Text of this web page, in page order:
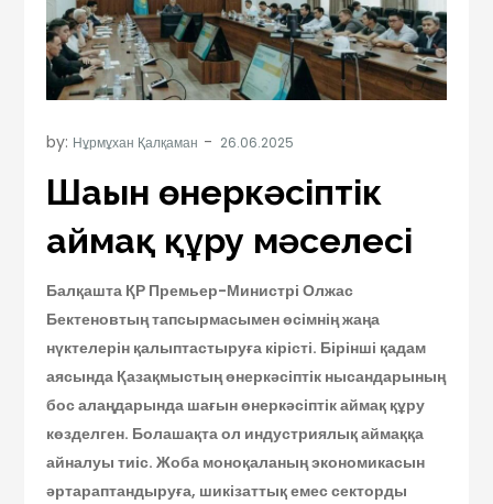
by: Нұрмұхан Қалқаман
Шағын өнеркәсіптік
аймақ құру мәселесі
Балқашта ҚР Премьер-Министрі Олжас
Бектеновтың тапсырмасымен өсімнің жаңа
нүктелерін қалыптастыруға кірісті. Бірінші қадам
аясында Қазақмыстың өнеркәсіптік нысандарының
бос алаңдарында шағын өнеркәсіптік аймақ құру
көзделген. Болашақта ол индустриялық аймаққа
айналуы тиіс. Жоба моноқаланың экономикасын
әртараптандыруға, шикізаттық емес секторды